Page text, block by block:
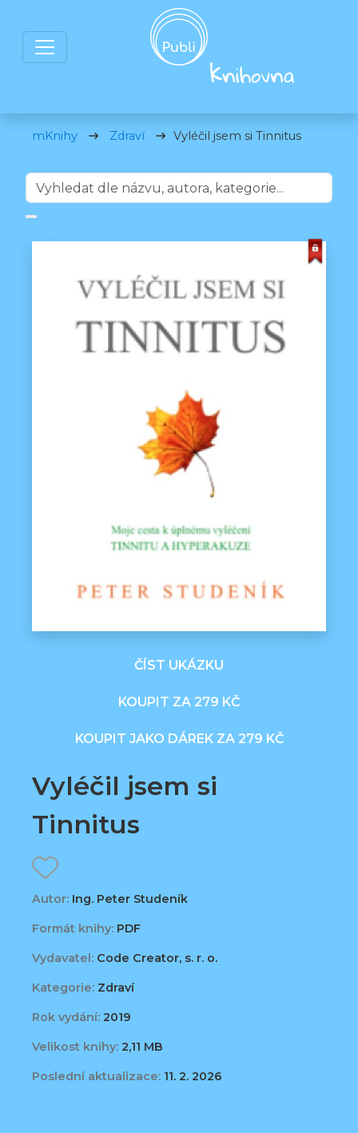
mKnihy Zdraví Vyléčil jsem si Tinnitus
ČÍST UKÁZKU
KOUPIT ZA 279 KČ
KOUPIT JAKO DÁREK ZA 279 KČ
Vyléčil jsem si
Tinnitus
Autor: Ing. Peter Studeník
Formát knihy: PDF
Vydavatel: Code Creator, s. r. o.
Kategorie: Zdraví
Rok vydání: 2019
Velikost knihy: 2,11 MB
Poslední aktualizace: 11. 2. 2026